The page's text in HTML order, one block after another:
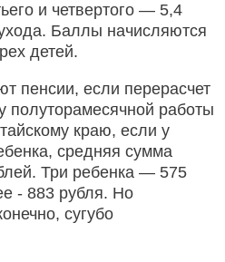
и четвертого — 5,4
Баллы начисляются
детей.
пенсии, если перерасчет
полуторамесячной работы
краю, если у
средняя сумма
Три ребенка — 575
- 883 рубля. Но
сугубо